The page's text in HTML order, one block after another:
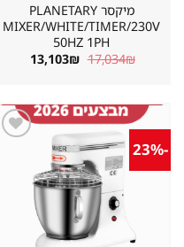
מיקסר PLANETARY
MIXER/WHITE/TIMER/230V
50HZ 1PH
17,034 המחיר
המקורי
13,103 ₪ המחיר
הנוכחי
במועדפים